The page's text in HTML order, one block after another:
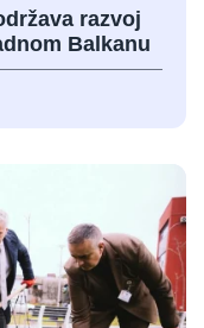
razvoj
Balkanu